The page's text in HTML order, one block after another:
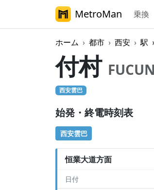
MetroMan 乗換
ホーム 都市 西安 駅
付村 FUCUN
西安雲巴
始発・終電時刻表
西安雲巴
恒業大道方面
日付